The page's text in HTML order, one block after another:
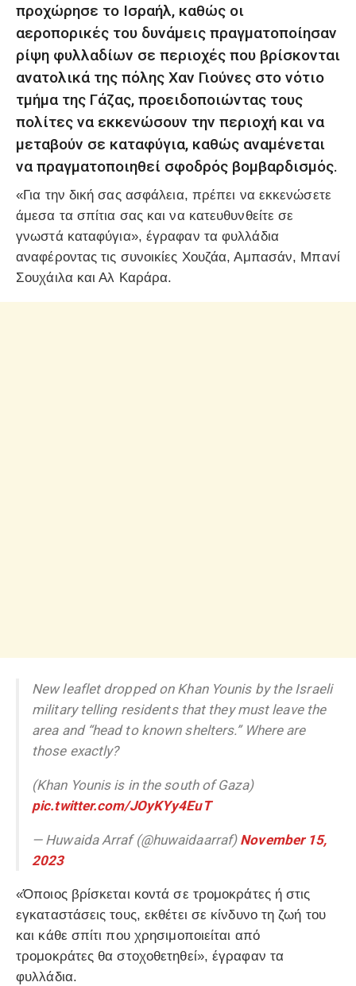
προχώρησε το Ισραήλ, καθώς οι
αεροπορικές του δυνάμεις πραγματοποίησαν
ρίψη φυλλαδίων σε περιοχές που βρίσκονται
ανατολικά της πόλης Χαν Γιούνες στο νότιο
τμήμα της Γάζας, προειδοποιώντας τους
πολίτες να εκκενώσουν την περιοχή και να
μεταβούν σε καταφύγια, καθώς αναμένεται
να πραγματοποιηθεί σφοδρός βομβαρδισμός.
«Για την δική σας ασφάλεια, πρέπει να εκκενώσετε
άμεσα τα σπίτια σας και να κατευθυνθείτε σε
γνωστά καταφύγια», έγραφαν τα φυλλάδια
αναφέροντας τις συνοικίες Χουζάα, Αμπασάν, Μπανί
Σουχάιλα και Αλ Καράρα.
New leaflet dropped on Khan Younis by the Israeli
military telling residents that they must leave the
area and “head to known shelters.” Where are
those exactly?
(Khan Younis is in the south of Gaza)
pic.twitter.com/JOyKYy4EuT
— Huwaida Arraf (@huwaidaarraf) November 15,
2023
«Όποιος βρίσκεται κοντά σε τρομοκράτες ή στις
εγκαταστάσεις τους, εκθέτει σε κίνδυνο τη ζωή του
και κάθε σπίτι που χρησιμοποιείται από
τρομοκράτες θα στοχοθετηθεί», έγραφαν τα
φυλλάδια.